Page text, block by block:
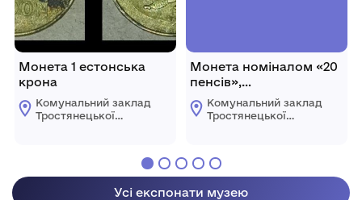
Монета 1 естонська
крона
Комунальний заклад
Тростянецької
Монета номіналом «20
пенсів»,
Великобританія, 1989 р.
Комунальний заклад
Тростянецької
"Тростянецький""
Усі експонати музею